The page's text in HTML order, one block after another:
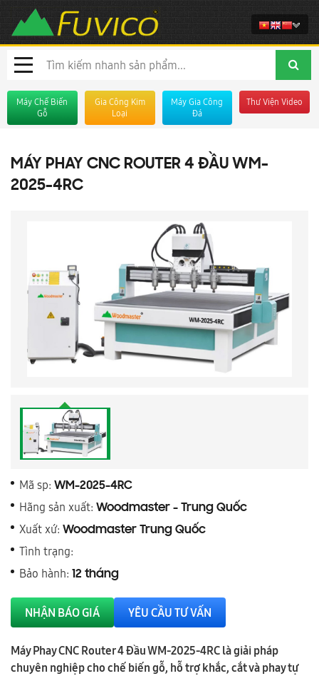
Máy Chế Biến
Gỗ
Gia Công Kim
Loại
Máy Gia Công
Đá
Thư Viện Video
MÁY PHAY CNC ROUTER 4 ĐẦU WM-
2025-4RC
Mã sp: WM-2025-4RC
Hãng sản xuất: Woodmaster - Trung Quốc
Xuất xứ: Woodmaster Trung Quốc
Tình trạng:
Bảo hành: 12 tháng
NHẬN BÁO GIÁ YÊU CẦU TƯ VẤN
Máy Phay CNC Router 4 Đầu WM-2025-4RC là giải pháp
chuyên nghiệp cho chế biến gỗ, hỗ trợ khắc, cắt và phay tự